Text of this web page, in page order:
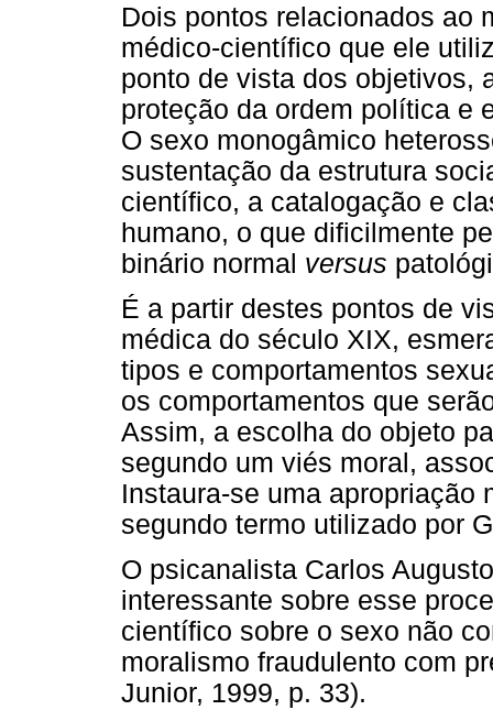
Dois pontos relacionados ao
médico-científico que ele
ponto de vista dos objetivos,
proteção da ordem política e
O sexo monogâmico
sustentação da estrutura
científico, a catalogação e
humano, o que dificilmente
binário normal versus
É a partir destes pontos de
médica do século XIX,
tipos e comportamentos
os comportamentos que
Assim, a escolha do objeto
segundo um viés moral,
Instaura-se uma apropriação
segundo termo utilizado por
O psicanalista Carlos
interessante sobre esse
científico sobre o sexo não
moralismo fraudulento com
Junior, 1999, p. 33).